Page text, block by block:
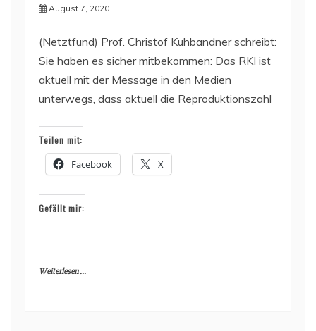
August 7, 2020
(Netztfund) Prof. Christof Kuhbandner schreibt:
Sie haben es sicher mitbekommen: Das RKI ist
aktuell mit der Message in den Medien
unterwegs, dass aktuell die Reproduktionszahl
Teilen mit:
Facebook X
Gefällt mir:
Weiterlesen ...